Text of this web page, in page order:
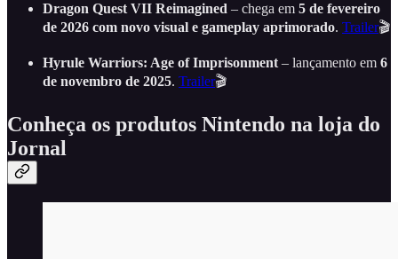
Dragon Quest VII Reimagined – chega em 5 de fevereiro
de 2026 com novo visual e gameplay aprimorado. Trailer🎬
Hyrule Warriors: Age of Imprisonment – lançamento em 6
de novembro de 2025. Trailer🎬
Conheça os produtos Nintendo na loja do
Jornal